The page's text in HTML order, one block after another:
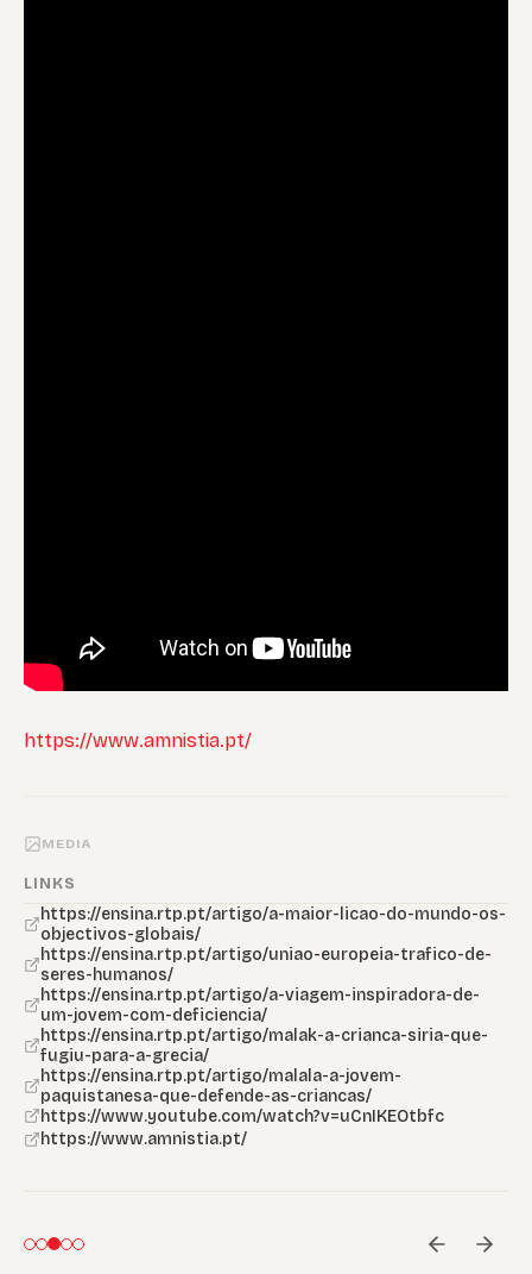
https://www.amnistia.pt/
MEDIA
LINKS
https://ensina.rtp.pt/artigo/a-maior-licao-do-mundo-os-
objectivos-globais/
https://ensina.rtp.pt/artigo/uniao-europeia-trafico-de-
seres-humanos/
https://ensina.rtp.pt/artigo/a-viagem-inspiradora-de-
um-jovem-com-deficiencia/
https://ensina.rtp.pt/artigo/malak-a-crianca-siria-que-
fugiu-para-a-grecia/
https://ensina.rtp.pt/artigo/malala-a-jovem-
paquistanesa-que-defende-as-criancas/
https://www.youtube.com/watch?v=uCnIKEOtbfc
https://www.amnistia.pt/